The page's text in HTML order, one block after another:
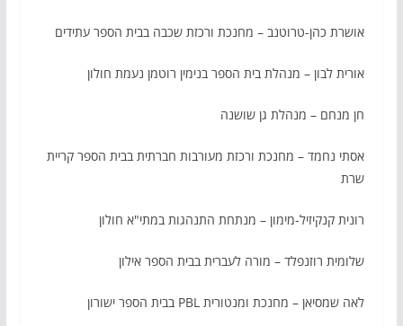
אושרת כהן-טרוטנב – מחנכת ורכזת שכבה בבית הספר עתידים
אורית לבון – מנהלת בית הספר בנימין רוטמן נעמת חולון
חן מנחם – מנהלת גן שושנה
אסתי נחמד – מחנכת ורכזת מעורבות חברתית בבית הספר קריית
שרת
רונית קנקיזיל-מימון – מנתחת התנהגות במתי"א חולון
שלומית רוזנפלד – מורה לעברית בבית הספר אילון
לאה שמסיאן – מחנכת ומנטורית PBL בבית הספר ישורון